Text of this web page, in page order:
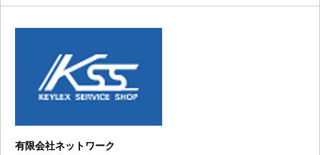
有限会社ネットワーク